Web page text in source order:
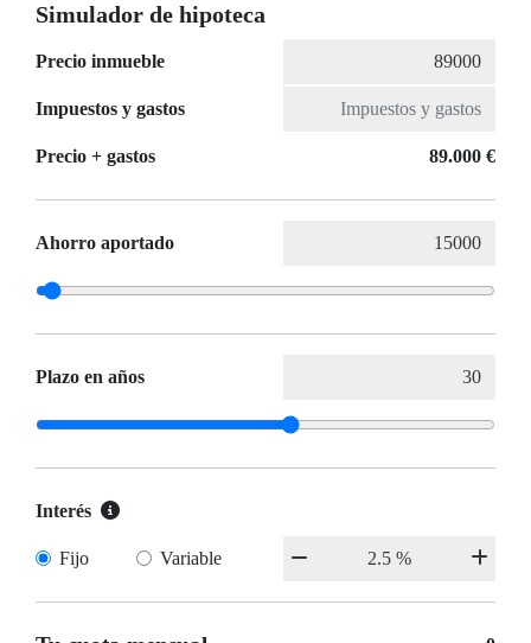
Simulador de hipoteca
Precio inmueble
Impuestos y gastos
Precio + gastos 89.000 €
Ahorro aportado
Plazo en años
Interés
Fijo Variable